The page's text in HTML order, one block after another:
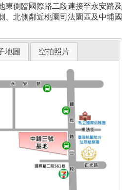
東側臨國際路二段連接至永安路及
、北側鄰近桃園司法園區及中埔國
地圖 空拍照片